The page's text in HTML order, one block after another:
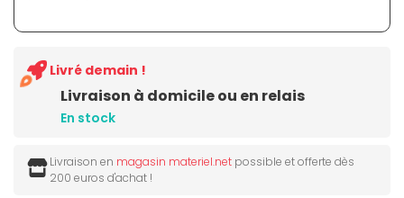
Livraison à domicile ou en relais
En stock
Livré demain !
Livraison en magasin materiel.net possible et offerte dès
200 euros d'achat !